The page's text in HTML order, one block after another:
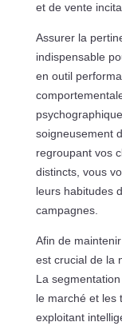
et de vente
Assurer la
indispensable
en outil
soigneusement
regroupant vos
distincts, vous
leurs habitudes
campagnes.
Afin de
est crucial de la
La
le marché et les
exploitant